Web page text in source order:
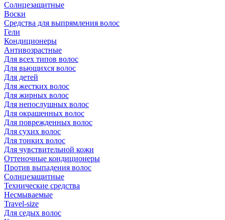
Солнцезащитные
Воски
Средства для выпрямления волос
Гели
Кондиционеры
Антивозрастные
Для всех типов волос
Для вьющихся волос
Для детей
Для жестких волос
Для жирных волос
Для непослушных волос
Для окрашенных волос
Для поврежденных волос
Для сухих волос
Для тонких волос
Для чувствительной кожи
Оттеночные кондиционеры
Против выпадения волос
Солнцезащитные
Технические средства
Несмываемые
Travel-size
Для седых волос